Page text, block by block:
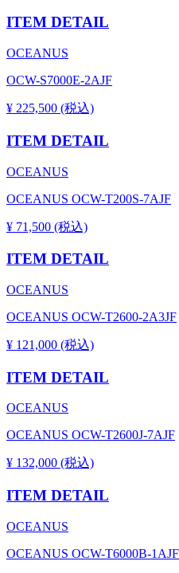
ITEM DETAIL
OCEANUS
OCW-S7000E-2AJF
¥ 225,500 (税込)
ITEM DETAIL
OCEANUS
OCEANUS OCW-T200S-7AJF
¥ 71,500 (税込)
ITEM DETAIL
OCEANUS
OCEANUS OCW-T2600-2A3JF
¥ 121,000 (税込)
ITEM DETAIL
OCEANUS
OCEANUS OCW-T2600J-7AJF
¥ 132,000 (税込)
ITEM DETAIL
OCEANUS
OCEANUS OCW-T6000B-1AJF